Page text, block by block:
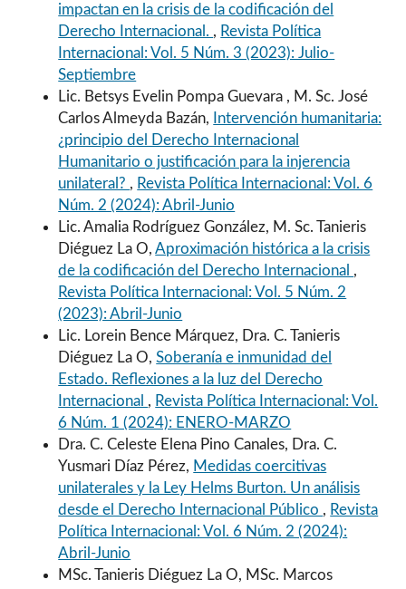
impactan en la crisis de la codificación del
Derecho Internacional. , Revista Política
Internacional: Vol. 5 Núm. 3 (2023): Julio-
Septiembre
Lic. Betsys Evelin Pompa Guevara , M. Sc. José
Carlos Almeyda Bazán,
Intervención humanitaria:
¿principio del Derecho Internacional
Humanitario o justificación para la injerencia
unilateral? , Revista Política Internacional: Vol. 6
Núm. 2 (2024): Abril-Junio
Lic. Amalia Rodríguez González, M. Sc. Tanieris
Diéguez La O,Aproximación histórica a la crisis
de la codificación del Derecho Internacional ,
Revista Política Internacional: Vol. 5 Núm. 2
(2023): Abril-Junio
Lic. Lorein Bence Márquez, Dra. C. Tanieris
Diéguez La O,Soberanía e inmunidad del
Estado. Reflexiones a la luz del Derecho
Internacional , Revista Política Internacional: Vol.
6 Núm. 1 (2024): ENERO-MARZO
Dra. C. Celeste Elena Pino Canales, Dra. C.
Yusmari Díaz Pérez, Medidas coercitivas
unilaterales y la Ley Helms Burton. Un análisis
desde el Derecho Internacional Público , Revista
Política Internacional: Vol. 6 Núm. 2 (2024):
Abril-Junio
MSc. Tanieris Diéguez La O, MSc. Marcos